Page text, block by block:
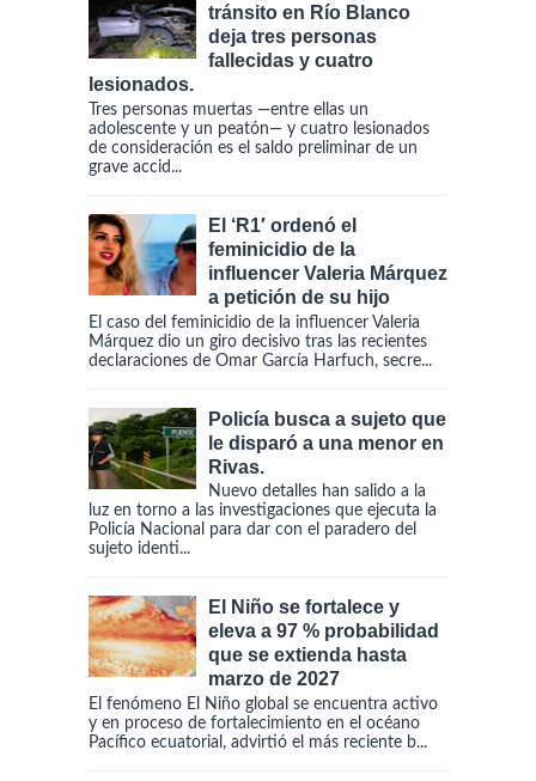
tránsito en Río Blanco
deja tres personas
fallecidas y cuatro
lesionados.
Tres personas muertas —entre ellas un
adolescente y un peatón— y cuatro lesionados
de consideración es el saldo preliminar de un
grave accid...
El ‘R1′ ordenó el
feminicidio de la
influencer Valeria Márquez
a petición de su hijo
El caso del feminicidio de la influencer Valeria
Márquez dio un giro decisivo tras las recientes
declaraciones de Omar García Harfuch, secre...
Policía busca a sujeto que
le disparó a una menor en
Rivas.
Nuevo detalles han salido a la
luz en torno a las investigaciones que ejecuta la
Policía Nacional para dar con el paradero del
sujeto identi...
El Niño se fortalece y
eleva a 97 % probabilidad
que se extienda hasta
marzo de 2027
El fenómeno El Niño global se encuentra activo
y en proceso de fortalecimiento en el océano
Pacífico ecuatorial, advirtió el más reciente b...